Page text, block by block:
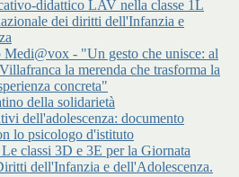
didattico LAV nella classe 1L
dei diritti dell'Infanzia e
- "Un gesto che unisce: al
la merenda che trasforma la
concreta"
della solidarietà
dell'adolescenza: documento
lo psicologo d'istituto
classi 3D e 3E per la Giornata
dell'Infanzia e dell'Adolescenza.